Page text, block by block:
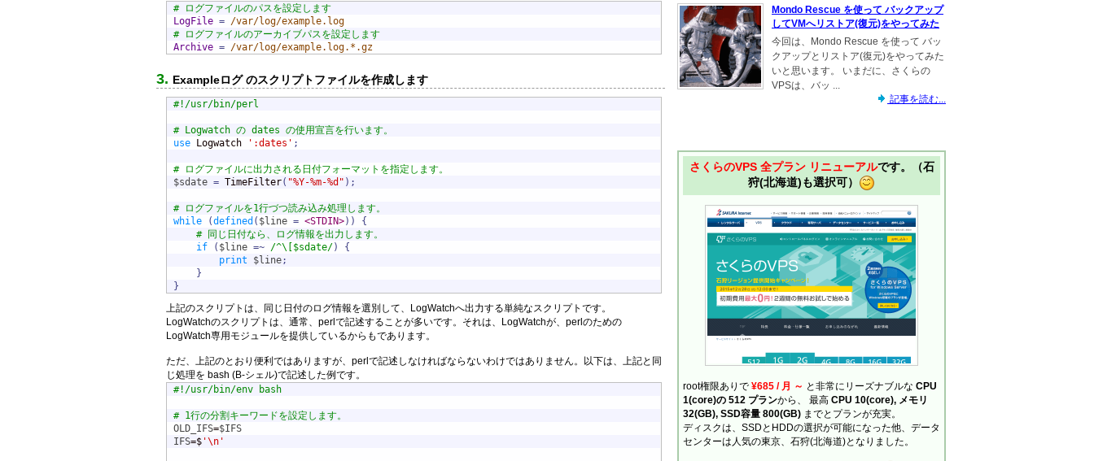
# ログファイルのパスを設定します
LogFile = /var/log/example.log
# ログファイルのアーカイブパスを設定します
Archive = /var/log/example.log.*.gz
Exampleログ のスクリプトファイルを作成します
#!/usr/bin/perl
# Logwatch の dates の使用宣言を行います。
use Logwatch ':dates' ;
# ログファイルに出力される日付フォーマットを指定します。
$sdate = TimeFilter( "%Y-%m-%d" ) ;
# ログファイルを1行づつ読み込み処理します。
while
(defined ( $line = <STDIN>) )
{
# 同じ日付なら、ログ情報を出力します。
if
( $line =~ /^\[$sdate/)
{
print
$line;
}
}
上記のスクリプトは、同じ日付のログ情報を選別して、LogWatchへ出力する単純なスクリプトです。
LogWatchのスクリプトは、通常、perlで記述することが多いです。それは、LogWatchが、perlのための
LogWatch専用モジュールを提供しているからもであります。
ただ、上記のとおり便利ではありますが、perlで記述しなければならないわけではありません。以下は、上記と同
じ処理を bash (B-シェル)で記述した例です。
#!/usr/bin/env bash
# 1行の分割キーワードを設定します。
OLD_IFS=$IFS
IFS=$ '\n'
Mondo Rescue を使って バックアップ
してVMへリストア(復元)をやってみた
今回は、Mondo Rescue を使って バッ
クアップとリストア(復元)をやってみた
いと思います。 いまだに、さくらの
VPSは、バッ ...
記事を読む...
さくらのVPS 全プラン リニューアルです。（石
狩(北海道)も選択可）
root権限ありで ¥685 / 月 ～ と非常にリーズナブルな CPU
1(core)の 512 プランから、 最高 CPU 10(core), メモリ
32(GB), SSD容量 800(GB) までとプランが充実。
ディスクは、SSDとHDDの選択が可能になった他、データ
センターは人気の東京、石狩(北海道)となりました。